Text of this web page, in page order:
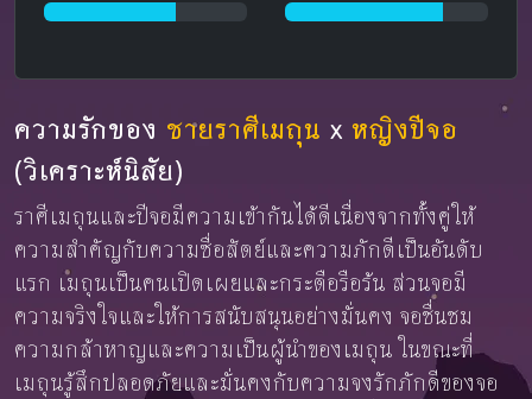
ความรักของ ชายราศีเมถุน x หญิงปีจอ
(วิเคราะห์นิสัย)
ราศีเมถุนและปีจอมีความเข้ากันได้ดีเนื่องจากทั้งคู่ให้
ความสำคัญกับความซื่อสัตย์และความภักดีเป็นอันดับ
แรก เมถุนเป็นคนเปิดเผยและกระตือรือร้น ส่วนจอมี
ความจริงใจและให้การสนับสนุนอย่างมั่นคง จอชื่นชม
ความกล้าหาญและความเป็นผู้นำของเมถุน ในขณะที่
เมถุนรู้สึกปลอดภัยและมั่นคงกับความจงรักภักดีของจอ